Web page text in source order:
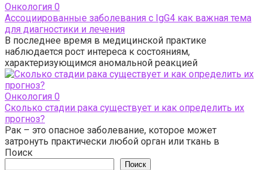
Онкология 0
Ассоциированные заболевания с IgG4 как важная тема
для диагностики и лечения
В последнее время в медицинской практике
наблюдается рост интереса к состояниям,
характеризующимся аномальной реакцией
Онкология 0
Сколько стадии рака существует и как определить их
прогноз?
Рак – это опасное заболевание, которое может
затронуть практически любой орган или ткань в
Поиск
Поиск